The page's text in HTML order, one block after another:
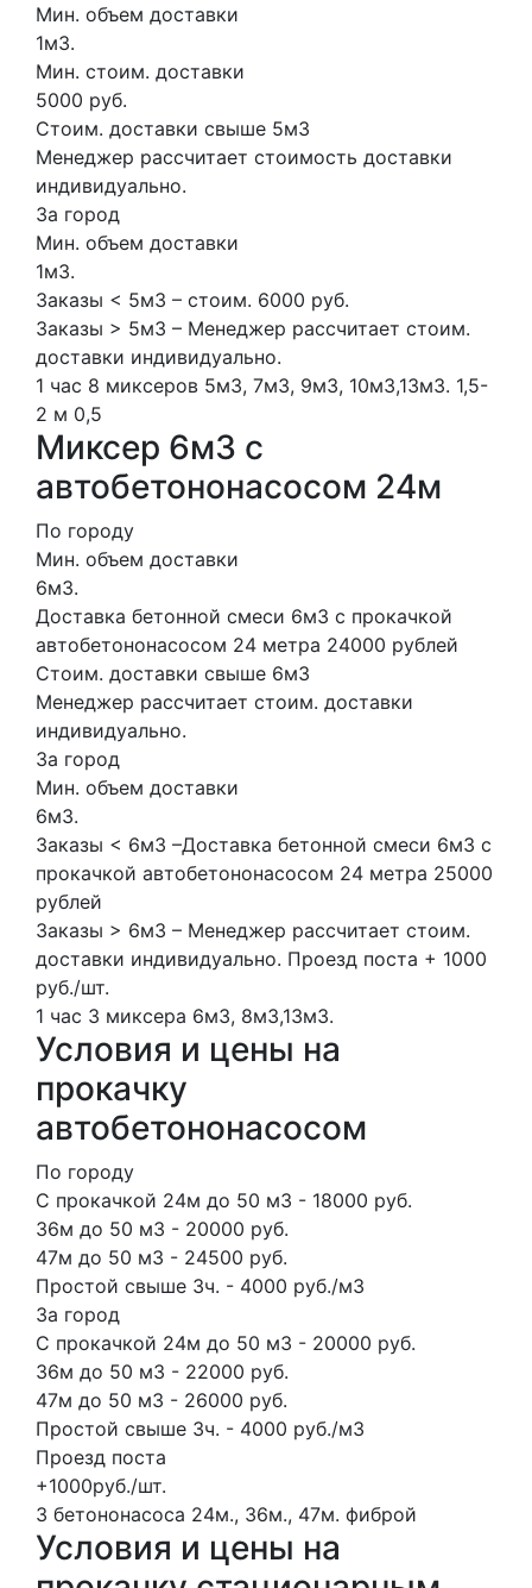
Мин. объем доставки
1м3.
Мин. стоим. доставки
5000 руб.
Стоим. доставки свыше 5м3
Менеджер рассчитает стоимость доставки
индивидуально.
За город
Мин. объем доставки
1м3.
Заказы < 5м3 – стоим. 6000 руб.
Заказы > 5м3 – Менеджер рассчитает стоим.
доставки индивидуально.
1 час 8 миксеров 5м3, 7м3, 9м3, 10м3,13м3. 1,5-
2 м 0,5
Миксер 6м3 с
автобетононасосом 24м
По городу
Мин. объем доставки
6м3.
Доставка бетонной смеси 6м3 с прокачкой
автобетононасосом 24 метра 24000 рублей
Стоим. доставки свыше 6м3
Менеджер рассчитает стоим. доставки
индивидуально.
За город
Мин. объем доставки
6м3.
Заказы < 6м3 –Доставка бетонной смеси 6м3 с
прокачкой автобетононасосом 24 метра 25000
рублей
Заказы > 6м3 – Менеджер рассчитает стоим.
доставки индивидуально. Проезд поста + 1000
руб./шт.
1 час 3 миксера 6м3, 8м3,13м3.
Условия и цены на
прокачку
автобетононасосом
По городу
С прокачкой 24м до 50 м3 - 18000 руб.
36м до 50 м3 - 20000 руб.
47м до 50 м3 - 24500 руб.
Простой свыше 3ч. - 4000 руб./м3
За город
С прокачкой 24м до 50 м3 - 20000 руб.
36м до 50 м3 - 22000 руб.
47м до 50 м3 - 26000 руб.
Простой свыше 3ч. - 4000 руб./м3
Проезд поста
+1000руб./шт.
3 бетононасоса 24м., 36м., 47м. фиброй
Условия и цены на